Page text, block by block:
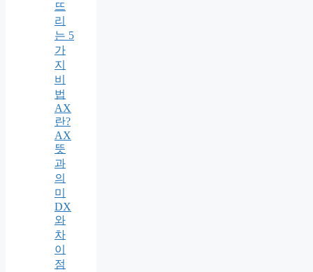
뜨
리
는 5
가
지
비
법
AX
란?
AX
뜻
과
의
미
DX
와
차
이
점